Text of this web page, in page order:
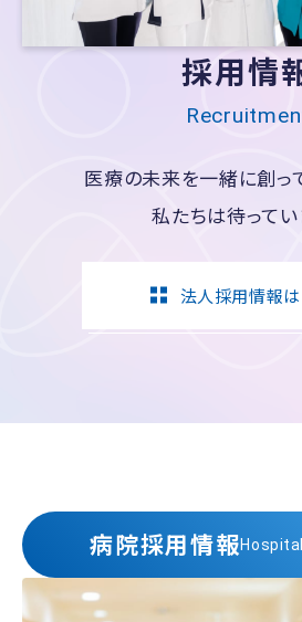
採用情
医療の未来を一緒に創っ
私たちは待ってい
法人採用情報は
病院採用情報